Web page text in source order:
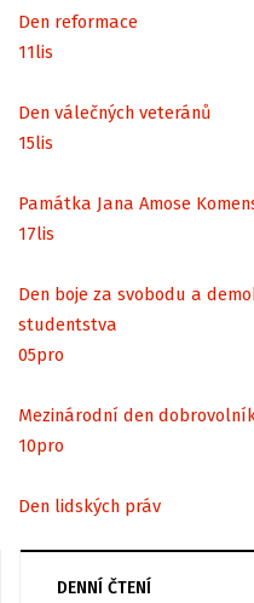
Den reformace
11lis
Den válečných veteránů
15lis
Památka Jana Amose
17lis
Den boje za svobodu a
studentstva
05pro
Mezinárodní den
10pro
Den lidských práv
DENNÍ ČTENÍ